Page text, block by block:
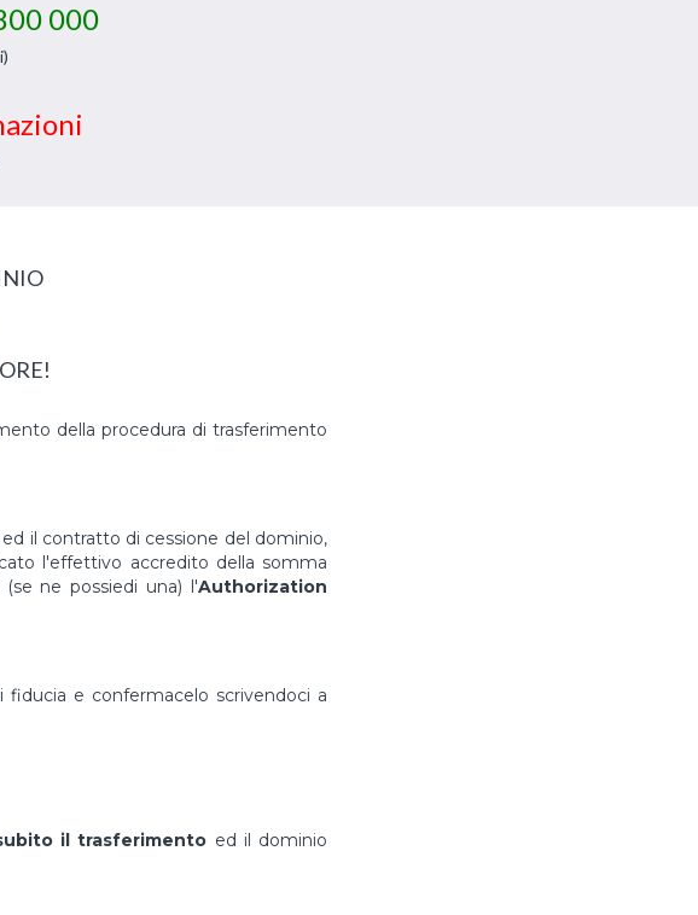
000
della procedura di trasferimento
il contratto di cessione del dominio,
l'effettivo accredito della somma
ne possiedi una) l'Authorization
e confermacelo scrivendoci a
il trasferimento ed il dominio